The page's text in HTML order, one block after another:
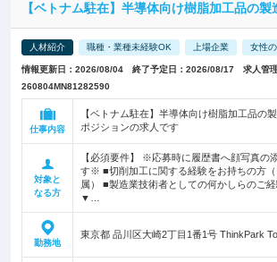
【ベトナム駐在】半導体向け樹脂加工品の
人材紹介 職種・業種未経験OK 上場企業 女性
情報更新日：2026/08/04 終了予定日：2026/08/17 求人管理
260804MN81282590
仕事内容
【ベトナム駐在】半導体向け樹脂加工品の
ポジションの求人です
対象と
なる方
【必須要件】 ※応募時に履歴書へ顔写真の
す※ ■切削加工に関する経験をお持ちの方
属） ■製造業技術者としての何かしらのご経
▼…
勤務地
東京都 品川区大崎2丁目1番1号 ThinkPark